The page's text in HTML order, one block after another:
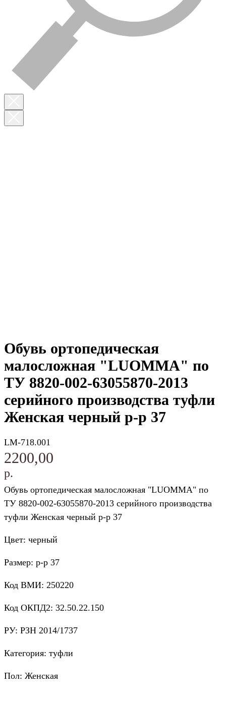
Обувь ортопедическая
малосложная "LUOMMA" по
ТУ 8820-002-63055870-2013
серийного производства туфли
Женская черный р-р 37
LM-718.001
2200,00
р.
Обувь ортопедическая малосложная "LUOMMA" по
ТУ 8820-002-63055870-2013 серийного производства
туфли Женская черный р-р 37
Цвет: черный
Размер: р-р 37
Код ВМИ: 250220
Код ОКПД2: 32.50.22.150
РУ: РЗН 2014/1737
Категория: туфли
Пол: Женская